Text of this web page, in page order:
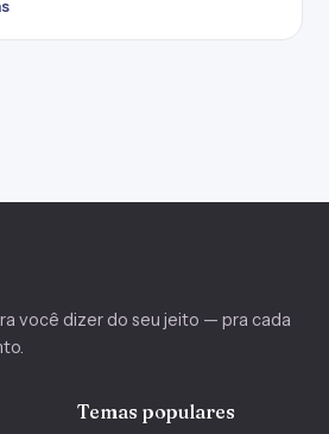
você dizer do seu jeito — pra cada
Temas populares